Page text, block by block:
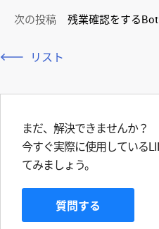
次の投稿
残業確認をする
リスト
まだ、解決できませんか？
今すぐ実際に使用している
てみましょう。
質問する